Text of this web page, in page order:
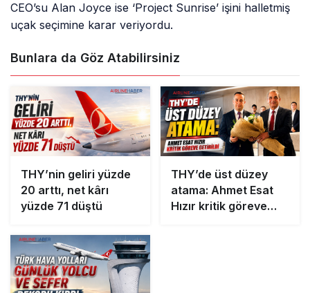
CEO’su Alan Joyce ise ‘Project Sunrise’ işini halletmiş
uçak seçimine karar veriyordu.
Bunlara da Göz Atabilirsiniz
THY’nin geliri yüzde
20 arttı, net kârı
yüzde 71 düştü
THY’de üst düzey
atama: Ahmet Esat
Hızır kritik göreve